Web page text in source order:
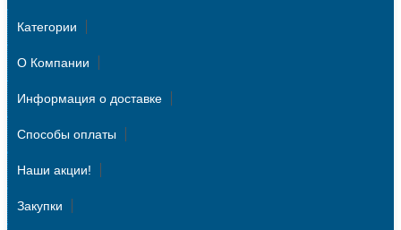
Категории
О Компании
Информация о доставке
Способы оплаты
Наши акции!
Закупки